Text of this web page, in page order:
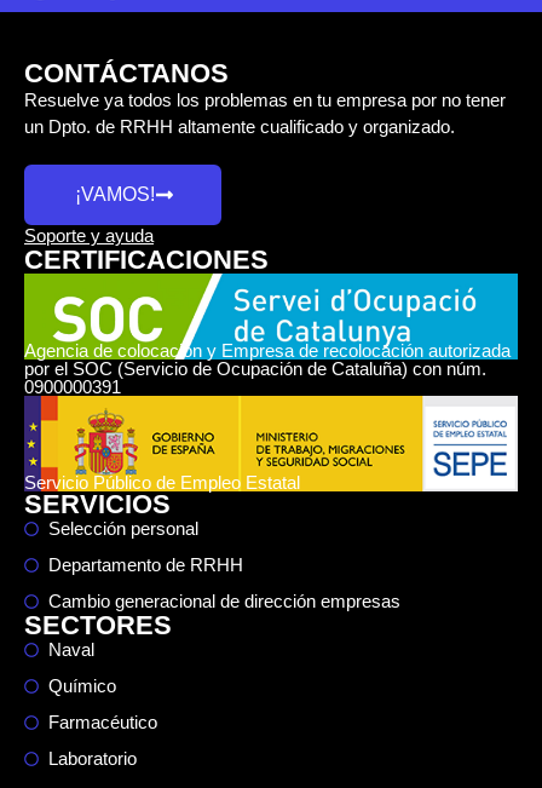
CONTÁCTANOS
Resuelve ya todos los problemas en tu empresa por no tener
un Dpto. de RRHH altamente cualificado y organizado.
¡VAMOS!
Soporte y ayuda
CERTIFICACIONES
Agencia de colocación y Empresa de recolocación autorizada
por el SOC (Servicio de Ocupación de Cataluña) con núm.
0900000391
Servicio Público de Empleo Estatal
SERVICIOS
Selección personal
Departamento de RRHH
Cambio generacional de dirección empresas
SECTORES
Naval
Químico
Farmacéutico
Laboratorio